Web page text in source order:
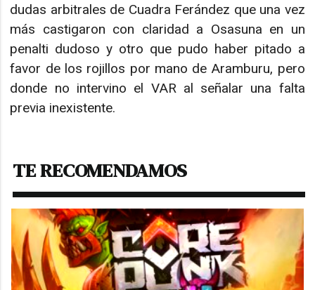
dudas arbitrales de Cuadra Ferández que una vez
más castigaron con claridad a Osasuna en un
penalti dudoso y otro que pudo haber pitado a
favor de los rojillos por mano de Aramburu, pero
donde no intervino el VAR al señalar una falta
previa inexistente.
TE RECOMENDAMOS